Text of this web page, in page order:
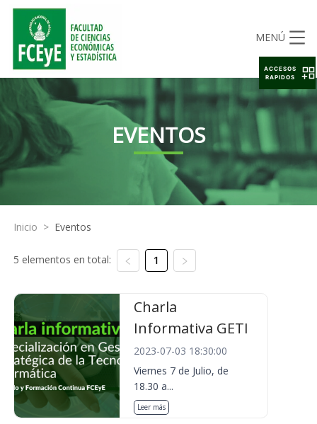
MENÚ
EVENTOS
Inicio > Eventos
5 elementos en total: 1
Charla
Informativa GETI
2023-07-03 18:30:00
Viernes 7 de Julio, de
18.30 a...
Leer más
ACCESOS
RAPIDOS